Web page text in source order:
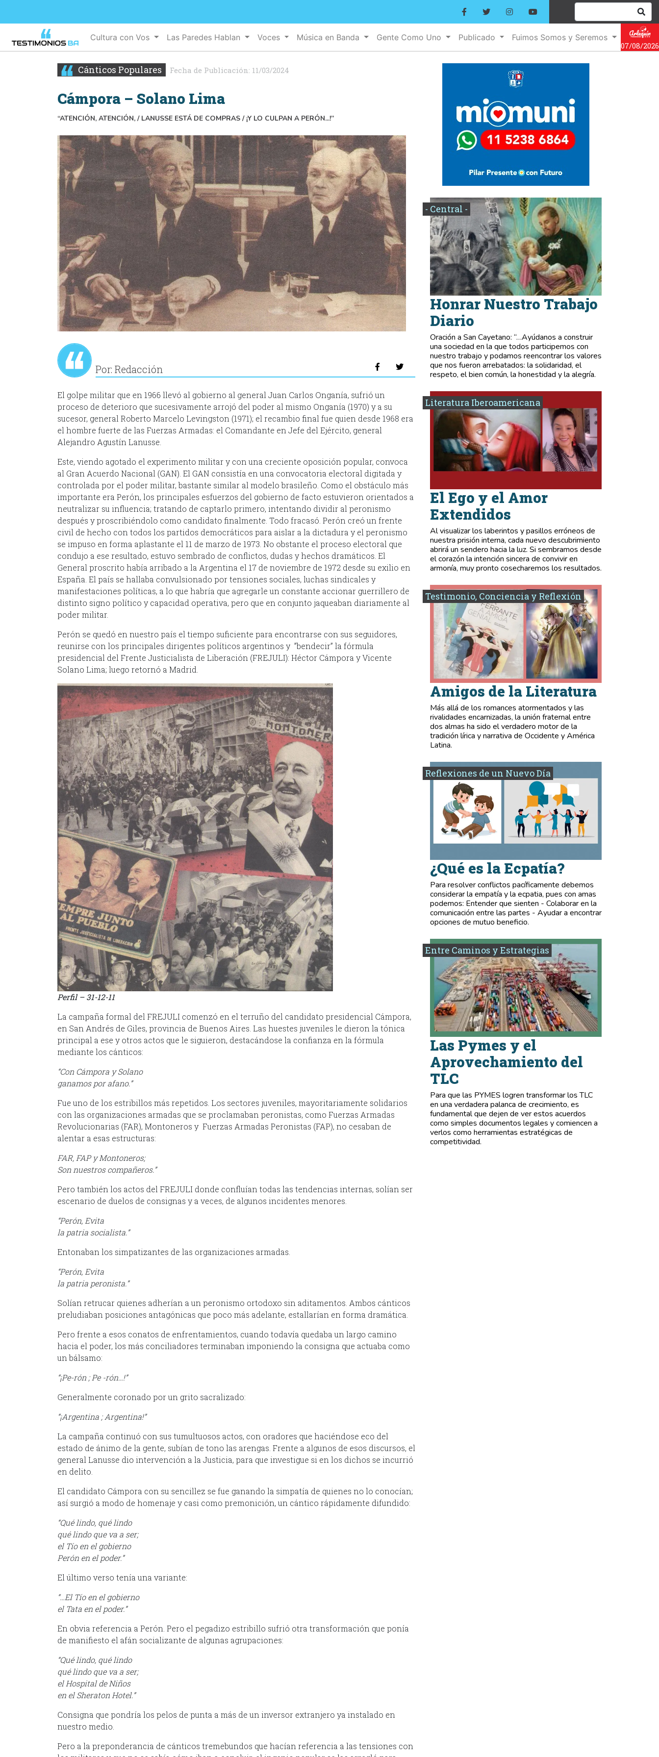
Cultura con Vos Las Paredes Hablan Voces Música en Banda Gente Como Uno Publicado
Fuimos Somos y Seremos
07/08/2026
Cánticos Populares Fecha de Publicación: 11/03/2024
Cámpora – Solano Lima
“ATENCIÓN, ATENCIÓN, / LANUSSE ESTÁ DE COMPRAS / ¡Y LO CULPAN A PERÓN...!”
Por: Redacción
El golpe militar que en 1966 llevó al gobierno al general Juan Carlos Onganía, sufrió un
proceso de deterioro que sucesivamente arrojó del poder al mismo Onganía (1970) y a su
sucesor, general Roberto Marcelo Levingston (1971); el recambio final fue quien desde 1968 era
el hombre fuerte de las Fuerzas Armadas: el Comandante en Jefe del Ejército, general
Alejandro Agustín Lanusse.
Este, viendo agotado el experimento militar y con una creciente oposición popular, convoca
al Gran Acuerdo Nacional (GAN). El GAN consistía en una convocatoria electoral digitada y
controlada por el poder militar, bastante similar al modelo brasileño. Como el obstáculo más
importante era Perón, los principales esfuerzos del gobierno de facto estuvieron orientados a
neutralizar su influencia; tratando de captarlo primero, intentando dividir al peronismo
después y proscribiéndolo como candidato finalmente. Todo fracasó. Perón creó un frente
civil de hecho con todos los partidos democráticos para aislar a la dictadura y el peronismo
se impuso en forma aplastante el 11 de marzo de 1973. No obstante el proceso electoral que
condujo a ese resultado, estuvo sembrado de conflictos, dudas y hechos dramáticos. El
General proscrito había arribado a la Argentina el 17 de noviembre de 1972 desde su exilio en
España. El país se hallaba convulsionado por tensiones sociales, luchas sindicales y
manifestaciones políticas, a lo que habría que agregarle un constante accionar guerrillero de
distinto signo político y capacidad operativa, pero que en conjunto jaqueaban diariamente al
poder militar.
Perón se quedó en nuestro país el tiempo suficiente para encontrarse con sus seguidores,
reunirse con los principales dirigentes políticos argentinos y ”bendecir” la fórmula
presidencial del Frente Justicialista de Liberación (FREJULI): Héctor Cámpora y Vicente
Solano Lima; luego retornó a Madrid.
Perfil – 31-12-11
La campaña formal del FREJULI comenzó en el terruño del candidato presidencial Cámpora,
en San Andrés de Giles, provincia de Buenos Aires. Las huestes juveniles le dieron la tónica
principal a ese y otros actos que le siguieron, destacándose la confianza en la fórmula
mediante los cánticos:
“Con Cámpora y Solano
ganamos por afano.”
Fue uno de los estribillos más repetidos. Los sectores juveniles, mayoritariamente solidarios
con las organizaciones armadas que se proclamaban peronistas, como Fuerzas Armadas
Revolucionarias (FAR), Montoneros y Fuerzas Armadas Peronistas (FAP), no cesaban de
alentar a esas estructuras:
FAR, FAP y Montoneros;
Son nuestros compañeros.”
Pero también los actos del FREJULI donde confluían todas las tendencias internas, solían ser
escenario de duelos de consignas y a veces, de algunos incidentes menores.
“Perón, Evita
la patria socialista.”
Entonaban los simpatizantes de las organizaciones armadas.
“Perón, Evita
la patria peronista.”
Solían retrucar quienes adherían a un peronismo ortodoxo sin aditamentos. Ambos cánticos
preludiaban posiciones antagónicas que poco más adelante, estallarían en forma dramática.
Pero frente a esos conatos de enfrentamientos, cuando todavía quedaba un largo camino
hacia el poder, los más conciliadores terminaban imponiendo la consigna que actuaba como
un bálsamo:
“¡Pe-rón ; Pe -rón…!”
Generalmente coronado por un grito sacralizado:
“¡Argentina ; Argentina!”
La campaña continuó con sus tumultuosos actos, con oradores que haciéndose eco del
estado de ánimo de la gente, subían de tono las arengas. Frente a algunos de esos discursos, el
general Lanusse dio intervención a la Justicia, para que investigue si en los dichos se incurrió
en delito.
El candidato Cámpora con su sencillez se fue ganando la simpatía de quienes no lo conocían;
así surgió a modo de homenaje y casi como premonición, un cántico rápidamente difundido:
“Qué lindo, qué lindo
qué lindo que va a ser;
el Tío en el gobierno
Perón en el poder.”
El último verso tenía una variante:
“…El Tío en el gobierno
el Tata en el poder.”
En obvia referencia a Perón. Pero el pegadizo estribillo sufrió otra transformación que ponía
de manifiesto el afán socializante de algunas agrupaciones:
“Qué lindo, qué lindo
qué lindo que va a ser;
el Hospital de Niños
en el Sheraton Hotel.”
Consigna que pondría los pelos de punta a más de un inversor extranjero ya instalado en
nuestro medio.
Pero a la preponderancia de cánticos tremebundos que hacían referencia a las tensiones con
- Central -
Honrar Nuestro Trabajo
Diario
Oración a San Cayetano: “…Ayúdanos a construir
una sociedad en la que todos participemos con
nuestro trabajo y podamos reencontrar los valores
que nos fueron arrebatados: la solidaridad, el
respeto, el bien común, la honestidad y la alegría.
Literatura Iberoamericana
El Ego y el Amor
Extendidos
Al visualizar los laberintos y pasillos erróneos de
nuestra prisión interna, cada nuevo descubrimiento
abrirá un sendero hacia la luz. Si sembramos desde
el corazón la intención sincera de convivir en
armonía, muy pronto cosecharemos los resultados.
Testimonio, Conciencia y Reflexión
Amigos de la Literatura
Más allá de los romances atormentados y las
rivalidades encarnizadas, la unión fraternal entre
dos almas ha sido el verdadero motor de la
tradición lírica y narrativa de Occidente y América
Latina.
Reflexiones de un Nuevo Día
¿Qué es la Ecpatía?
Para resolver conflictos pacíficamente debemos
considerar la empatía y la ecpatia, pues con amas
podemos: Entender que sienten - Colaborar en la
comunicación entre las partes - Ayudar a encontrar
opciones de mutuo beneficio.
Entre Caminos y Estrategias
Las Pymes y el
Aprovechamiento del
TLC
Para que las PYMES logren transformar los TLC
en una verdadera palanca de crecimiento, es
fundamental que dejen de ver estos acuerdos
como simples documentos legales y comiencen a
verlos como herramientas estratégicas de
competitividad.